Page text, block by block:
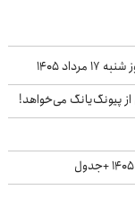
۱۴۰۵
از پیونگ‌یانگ می‌خواهد!